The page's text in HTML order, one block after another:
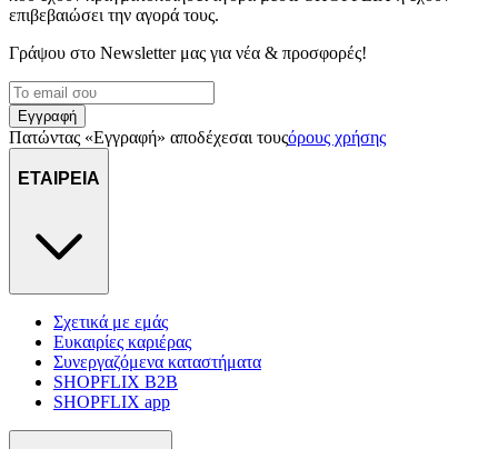
διαφημίσεις και περιεχόμενο, την καλύτερη εικόνα του κοινού
πληροφορίες σχετικά με την από μέρους σας χρήση της
δικτύωσης, διαφημίσεων και ανάλυσης.
επιβεβαιώσει την αγορά τους.
Γράψου στο Νewsletter μας για νέα & προσφορές!
Εγγραφή
Πατώντας «Εγγραφή» αποδέχεσαι τουςόρους χρήσης
ΕΤΑΙΡΕΙΑ
Σχετικά με εμάς
Ευκαιρίες καριέρας
Συνεργαζόμενα καταστήματα
SHOPFLIX B2B
SHOPFLIX app